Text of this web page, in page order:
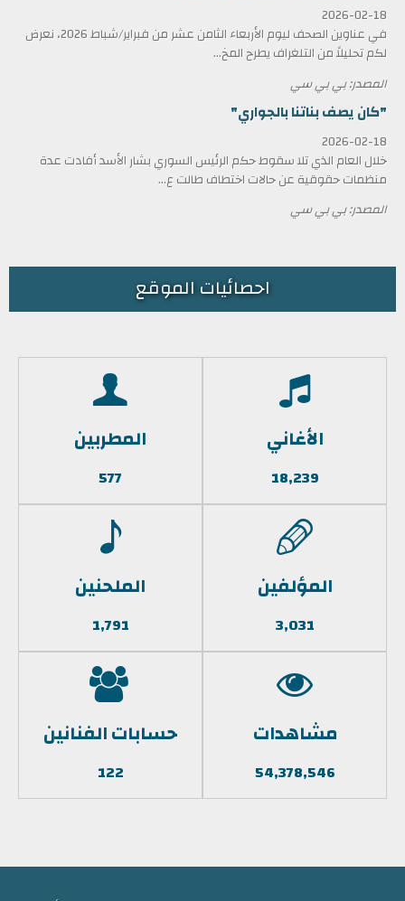
2026-02-18
في عناوين الصحف ليوم الأربعاء الثامن عشر من فبراير/شباط 2026، نعرض
لكم تحليلاً من التلغراف يطرح المخ...
المصدر: بي بي سي
"كان يصف بناتنا بالجواري"
2026-02-18
خلال العام الذي تلا سقوط حكم الرئيس السوري بشار الأسد أفادت عدة
منظمات حقوقية عن حالات اختطاف طالت ع...
المصدر: بي بي سي
احصائيات الموقع
الأغاني
18,239
المطربين
577
المؤلفين
3,031
الملحنين
1,791
مشاهدات
54,378,546
حسابات الفنانين
122